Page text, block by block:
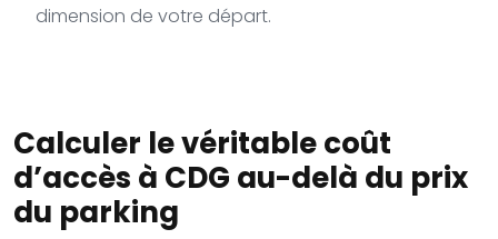
dimension de votre départ.
Calculer le véritable coût
d’accès à CDG au-delà du prix
du parking